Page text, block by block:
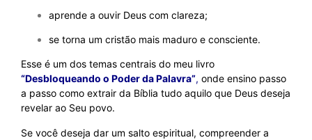
aprende a ouvir Deus com clareza;
se torna um cristão mais maduro e consciente.
Esse é um dos temas centrais do meu livro
“Desbloqueando o Poder da Palavra”, onde ensino passo
a passo como extrair da Bíblia tudo aquilo que Deus deseja
revelar ao Seu povo.
Se você deseja dar um salto espiritual, compreender a